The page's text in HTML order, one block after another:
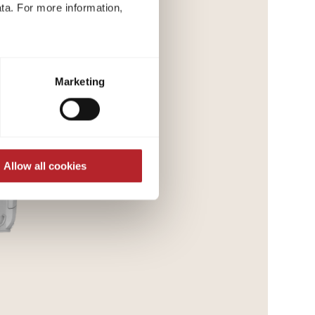
For more information,
at any time through the
required for the trouble-
Marketing
Allow all cookies